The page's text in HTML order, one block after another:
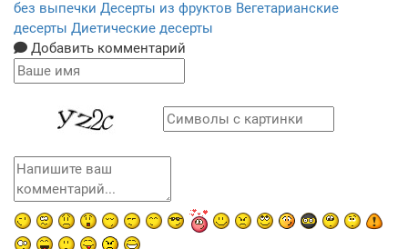
без выпечки Десерты из фруктов Вегетарианские
десерты Диетические десерты
Добавить комментарий